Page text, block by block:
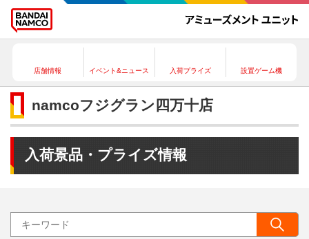
店舗情報 イベント&ニュース 入荷プライズ 設置ゲーム機
namcoフジグラン四万十店
入荷景品・プライズ情報